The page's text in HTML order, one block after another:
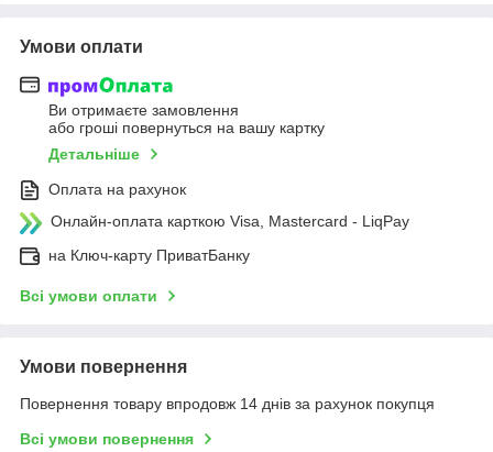
Умови оплати
Ви отримаєте замовлення
або гроші повернуться на вашу картку
Детальніше
Оплата на рахунок
Онлайн-оплата карткою Visa, Mastercard - LiqPay
на Ключ-карту ПриватБанку
Всі умови оплати
Умови повернення
Повернення товару впродовж 14 днів за рахунок покупця
Всі умови повернення